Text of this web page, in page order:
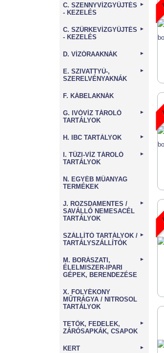
C. SZENNYVÍZGYŰJTÉS
- KEZELÉS
►
C. SZÜRKEVÍZGYŰJTÉS
- KEZELÉS
►
D. VÍZÓRAAKNÁK ►
E. SZIVATTYÚ-,
SZERELVÉNYAKNÁK
►
F. KÁBELAKNÁK
G. IVÓVÍZ TÁROLÓ
TARTÁLYOK
►
H. IBC TARTÁLYOK ►
I. TŰZI-VÍZ TÁROLÓ
TARTÁLYOK
►
N. EGYÉB MŰANYAG
TERMÉKEK
J. ROZSDAMENTES /
SAVÁLLÓ NEMESACÉL
TARTÁLYOK
►
SZÁLLÍTÓ TARTÁLYOK /
TARTÁLYSZÁLLÍTÓK
►
M. BORÁSZATI,
ÉLELMISZER-IPARI
GÉPEK, BERENDEZÉSE
►
X. FOLYÉKONY
MŰTRÁGYA / NITROSOL
TARTÁLYOK
TETŐK, FEDELEK,
ZÁRÓSAPKÁK, CSAPOK
►
KERT ►